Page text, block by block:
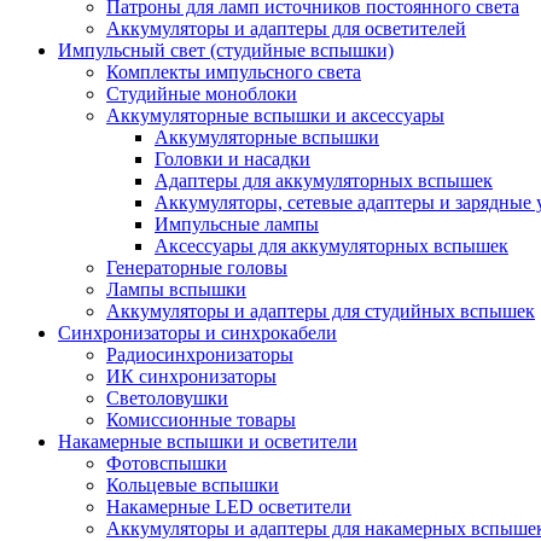
Патроны для ламп источников постоянного света
Аккумуляторы и адаптеры для осветителей
Импульсный свет (студийные вспышки)
Комплекты импульсного света
Студийные моноблоки
Аккумуляторные вспышки и аксессуары
Аккумуляторные вспышки
Головки и насадки
Адаптеры для аккумуляторных вспышек
Аккумуляторы, сетевые адаптеры и зарядные
Импульсные лампы
Аксессуары для аккумуляторных вспышек
Генераторные головы
Лампы вспышки
Аккумуляторы и адаптеры для студийных вспышек
Синхронизаторы и синхрокабели
Радиосинхронизаторы
ИК синхронизаторы
Светоловушки
Комиссионные товары
Накамерные вспышки и осветители
Фотовспышки
Кольцевые вспышки
Накамерные LED осветители
Аккумуляторы и адаптеры для накамерных